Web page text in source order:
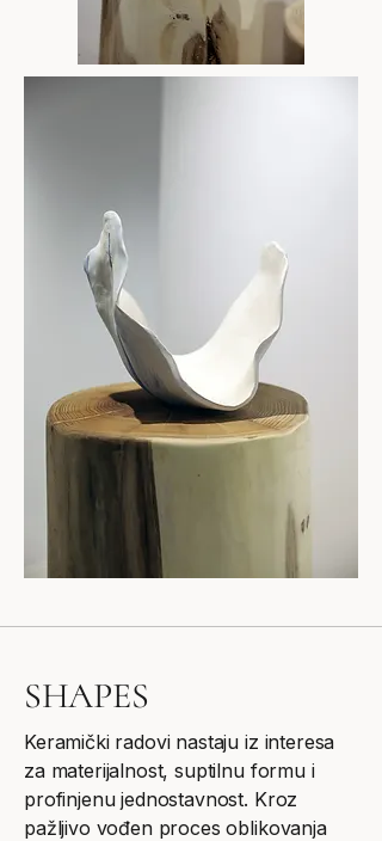
SHAPES
Keramički radovi nastaju iz interesa
za materijalnost, suptilnu formu i
profinjenu jednostavnost. Kroz
pažljivo vođen proces oblikovanja